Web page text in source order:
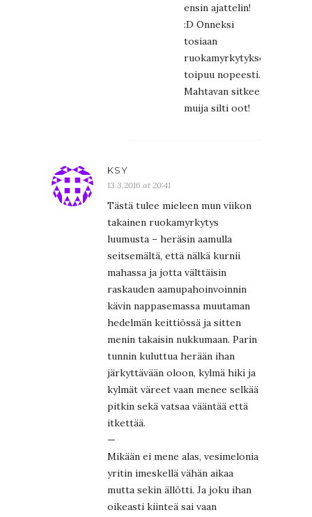
ensin ajattelin!
:D Onneksi
tosiaan
ruokamyrkytyksestä
toipuu nopeesti.
Mahtavan sitkee
muija silti oot!
KSY
13.3.2016 at 20:41
Tästä tulee mieleen mun viikon
takainen ruokamyrkytys
luumusta – heräsin aamulla
seitsemältä, että nälkä kurnii
mahassa ja jotta välttäisin
raskauden aamupahoinvoinnin
kävin nappasemassa muutaman
hedelmän keittiössä ja sitten
menin takaisin nukkumaan. Parin
tunnin kuluttua herään ihan
järkyttävään oloon, kylmä hiki ja
kylmät väreet vaan menee selkää
pitkin sekä vatsaa vääntää että
itkettää.
—
Mikään ei mene alas, vesimelonia
yritin imeskellä vähän aikaa
mutta sekin ällötti. Ja joku ihan
oikeasti kiinteä sai vaan